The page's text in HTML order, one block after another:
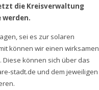
die Kreisverwaltung
sei es zur solaren
können wir einen wirksamen
können sich über das
stadt.de und dem jeweiligen